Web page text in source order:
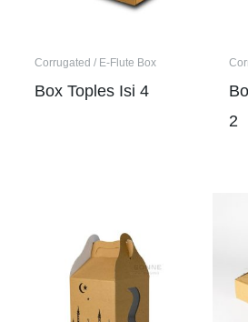
Corrugated / E-Flute Box
Box Toples Isi 4
2